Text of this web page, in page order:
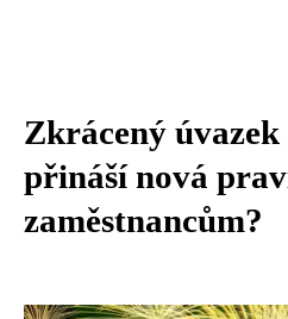
Zkrácený úvazek
přináší nová
zaměstnancům?